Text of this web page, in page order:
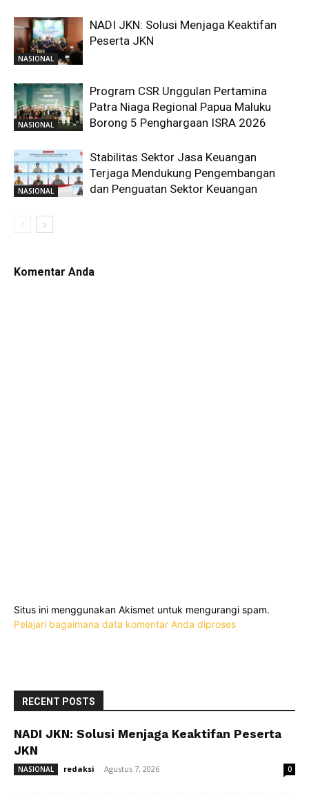
NASIONAL
NADI JKN: Solusi Menjaga Keaktifan
Peserta JKN
NASIONAL
Program CSR Unggulan Pertamina
Patra Niaga Regional Papua Maluku
Borong 5 Penghargaan ISRA 2026
NASIONAL
Stabilitas Sektor Jasa Keuangan
Terjaga Mendukung Pengembangan
dan Penguatan Sektor Keuangan
Komentar Anda
Situs ini menggunakan Akismet untuk mengurangi spam.
Pelajari bagaimana data komentar Anda diproses
RECENT POSTS
NADI JKN: Solusi Menjaga Keaktifan Peserta
JKN
NASIONAL redaksi - Agustus 7, 2026 0